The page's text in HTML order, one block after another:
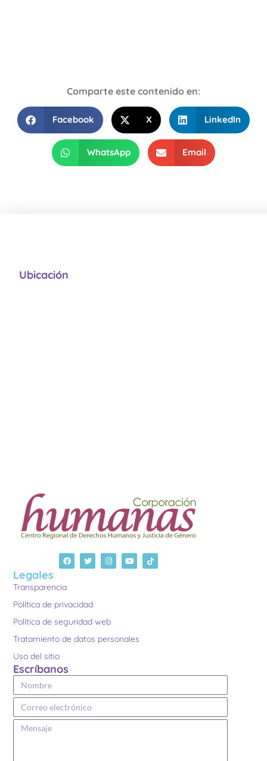
Comparte este contenido en:
Facebook X LinkedIn
WhatsApp Email
Legales
Transparencia
Política de privacidad
Política de seguridad web
Tratamiento de datos personales
Uso del sitio
Escríbanos
Ubicación